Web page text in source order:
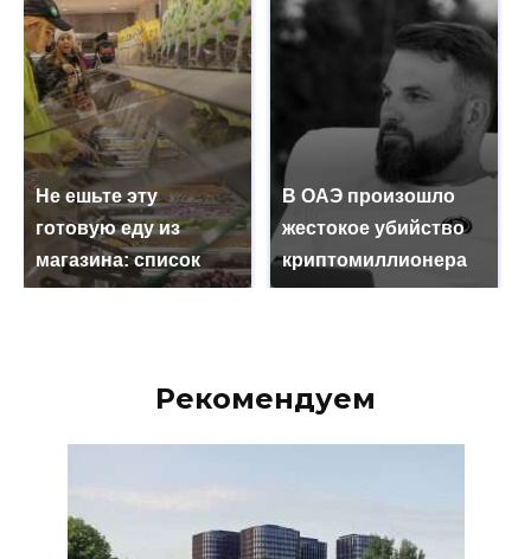
Не ешьте эту
готовую еду из
магазина: список
В ОАЭ произошло
жестокое убийство
криптомиллионера
Рекомендуем